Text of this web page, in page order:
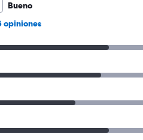
Bueno
opiniones